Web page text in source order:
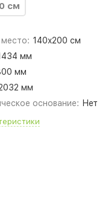
см
140x200 см
мм
мм
мм
основание: Нет